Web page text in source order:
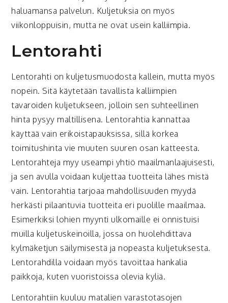
haluamansa palvelun. Kuljetuksia on myös
viikonloppuisin, mutta ne ovat usein kalliimpia.
Lentorahti
Lentorahti on kuljetusmuodosta kallein, mutta myös
nopein. Sitä käytetään tavallista kalliimpien
tavaroiden kuljetukseen, jolloin sen suhteellinen
hinta pysyy maltillisena. Lentorahtia kannattaa
käyttää vain erikoistapauksissa, sillä korkea
toimitushinta vie muuten suuren osan katteesta.
Lentorahteja myy useampi yhtiö maailmanlaajuisesti,
ja sen avulla voidaan kuljettaa tuotteita lähes mistä
vain. Lentorahtia tarjoaa mahdollisuuden myydä
herkästi pilaantuvia tuotteita eri puolille maailmaa.
Esimerkiksi lohien myynti ulkomaille ei onnistuisi
muilla kuljetuskeinoilla, jossa on huolehdittava
kylmäketjun säilymisestä ja nopeasta kuljetuksesta.
Lentorahdilla voidaan myös tavoittaa hankalia
paikkoja, kuten vuoristoissa olevia kyliä.
Lentorahtiin kuuluu matalien varastotasojen